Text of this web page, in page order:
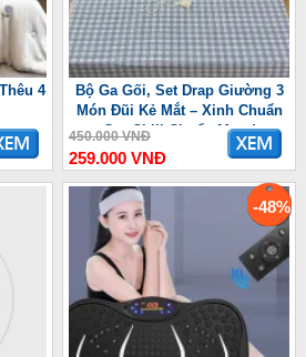
4
Bộ Ga Gối, Set Drap Giường 3
Món Đũi Kẻ Mắt – Xinh Chuẩn
Gu, Chill Chuẩn Mood
450.000 VNĐ
259.000 VNĐ
-48%